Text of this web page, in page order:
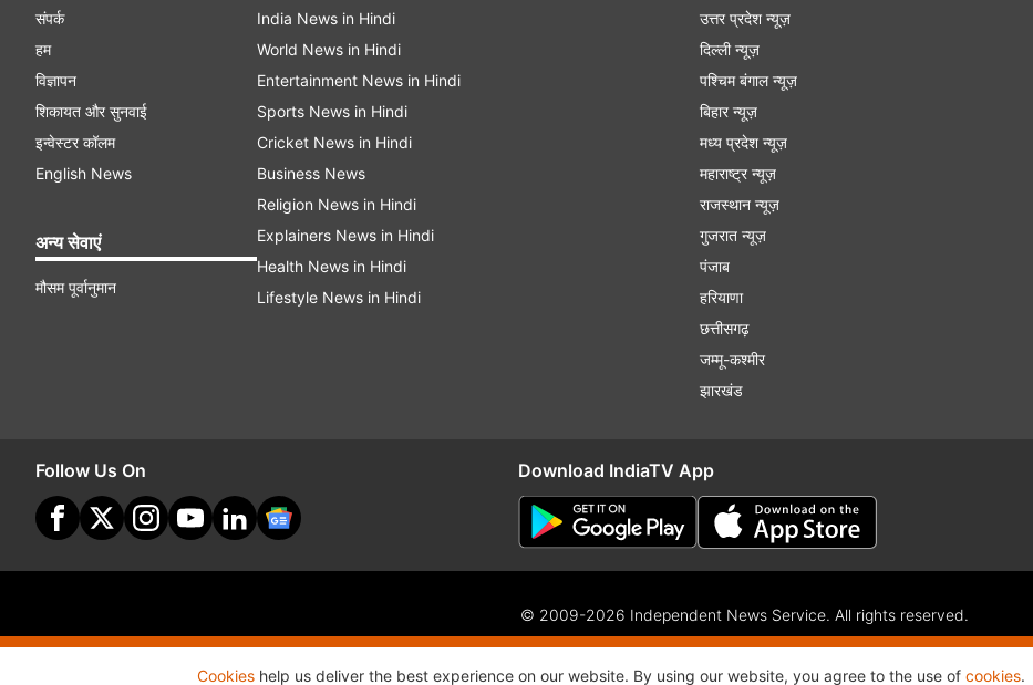
संपर्क
हम
विज्ञापन
शिकायत और सुनवाई
इन्वेस्टर कॉलम
English News
अन्य सेवाएं
मौसम पूर्वानुमान
India News in Hindi
World News in Hindi
Entertainment News in Hindi
Sports News in Hindi
Cricket News in Hindi
Business News
Religion News in Hindi
Explainers News in Hindi
Health News in Hindi
Lifestyle News in Hindi
उत्तर प्रदेश न्यूज़
दिल्ली न्यूज़
पश्चिम बंगाल न्यूज़
बिहार न्यूज़
मध्य प्रदेश न्यूज़
महाराष्ट्र न्यूज़
राजस्थान न्यूज़
गुजरात न्यूज़
पंजाब
हरियाणा
छत्तीसगढ़
जम्मू-कश्मीर
झारखंड
Follow Us On Download IndiaTV App
© 2009-2026 Independent News Service. All rights reserved.
Site Map
Terms Of Use Privacy Policy CSR Policy Complaint Redressal RSS RIO
Cookies help us deliver the best experience on our website. By using our website, you agree to the use of cookies.